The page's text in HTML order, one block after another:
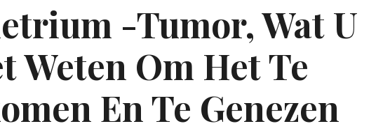
-tumor, Wat U
Weten Om Het Te
En Te Genezen